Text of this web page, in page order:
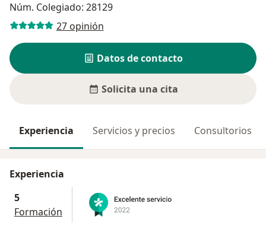
Núm. Colegiado: 28129
27 opinión
Datos de contacto
Solicita una cita
Experiencia Servicios y precios Consultorios
Experiencia
5
Formación